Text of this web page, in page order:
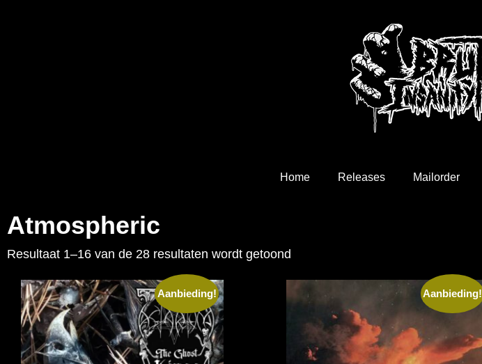
Home Releases Mailorder
Atmospheric
Resultaat 1–16 van de 28 resultaten wordt getoond
Aanbieding! Aanbieding!